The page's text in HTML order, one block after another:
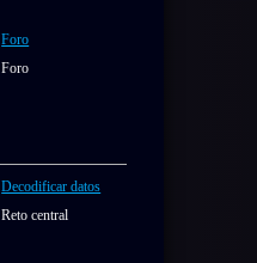
Foro
Foro
Decodificar datos
Reto central